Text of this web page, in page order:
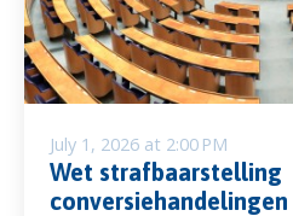
July 1, 2026 at 2:00 PM
Wet strafbaarstelling